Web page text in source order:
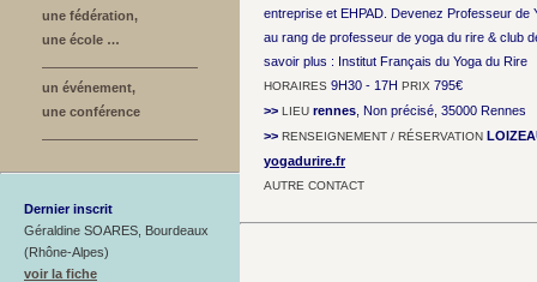
une fédération,
une école …
un événement,
une conférence
Dernier inscrit
Géraldine SOARES, Bourdeaux
(Rhône-Alpes)
voir la fiche
entreprise et EHPAD. Devenez Professeur de
au rang de professeur de yoga du rire & club
savoir plus : Institut Français du Yoga du Rire
HORAIRES 9H30 - 17H PRIX 795€
>> LIEU rennes , Non précisé, 35000 Rennes
>> RENSEIGNEMENT / RÉSERVATION
yogadurire.fr
AUTRE CONTACT